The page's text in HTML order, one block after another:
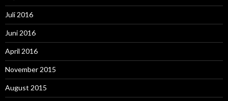
Juli 2016
Juni 2016
April 2016
November 2015
August 2015